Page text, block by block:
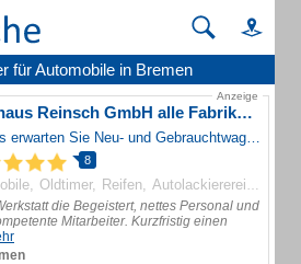
für Automobile in Bremen
Anzeige
Autohaus Reinsch GmbH alle Fabrikate, spez. Citroen
Bei uns erwarten Sie Neu- und Gebrauchtwagen verschiedenster Marken sowie eine Werkstatt - alles rund ums Auto.
8
Oldtimer Reifen Autolackierereien
die Begeistert, nettes Personal und
Mitarbeiter. Kurzfristig einen